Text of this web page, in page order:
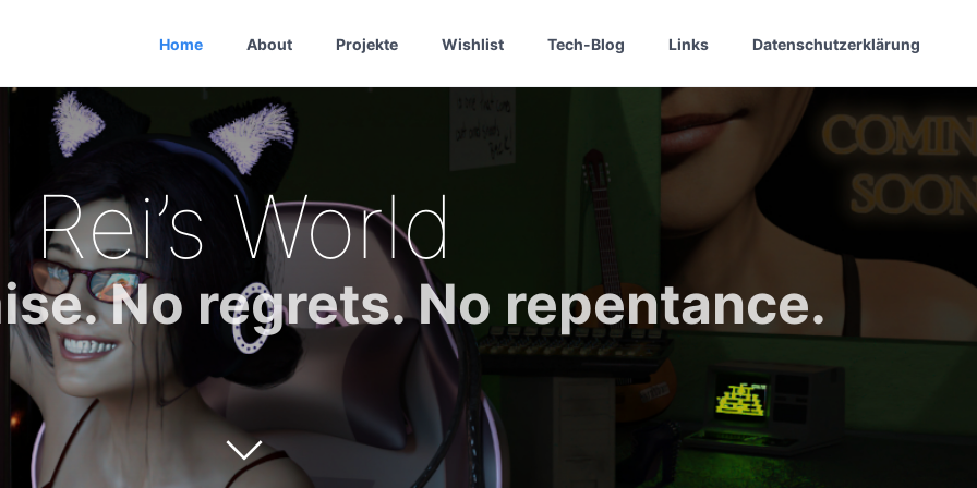
Home About Projekte Wishlist Tech-Blog Links Datenschutzerklärung
Rei’s World
No regrets. No repentance.